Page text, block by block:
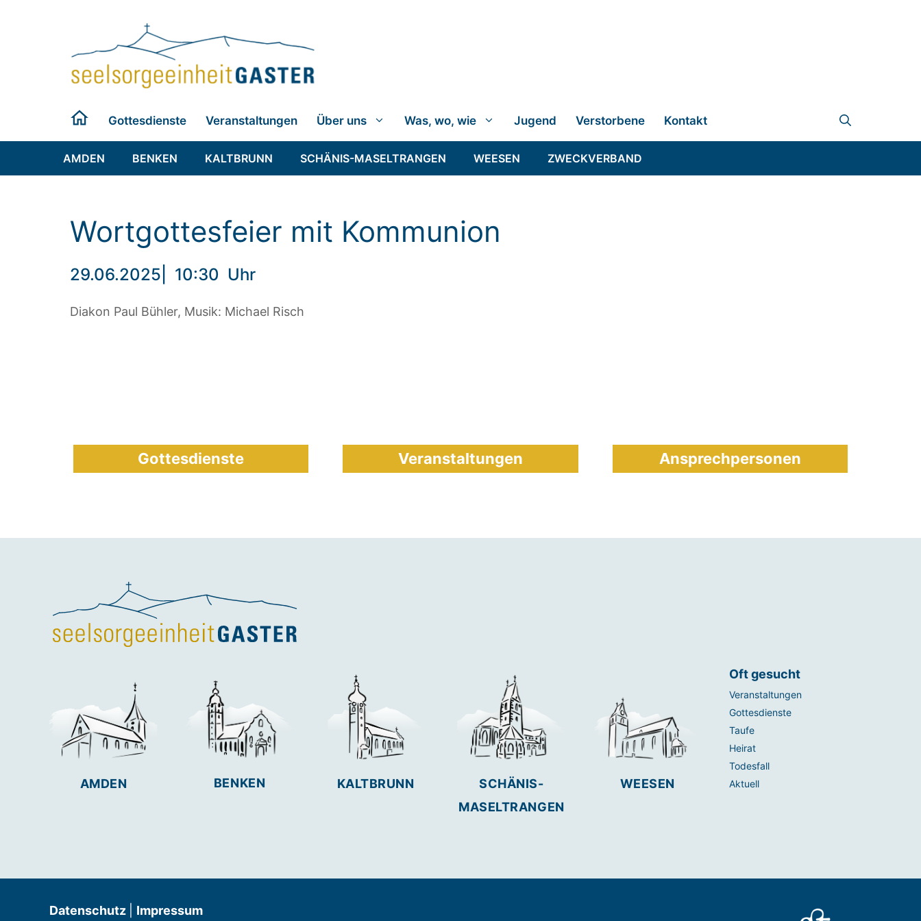
Gottesdienste Veranstaltungen Über uns Was, wo, wie Jugend Verstorbene Kontakt
AMDEN BENKEN KALTBRUNN SCHÄNIS-MASELTRANGEN WEESEN ZWECKVERBAND
Wortgottesfeier mit Kommunion
29.06.2025 10:30 Uhr
Diakon Paul Bühler, Musik: Michael Risch
Gottesdienste Veranstaltungen Ansprechpersonen
AMDEN BENKEN KALTBRUNN
SCHÄNIS-
MASELTRANGEN
WEESEN
Oft gesucht
Veranstaltungen
Gottesdienste
Taufe
Heirat
Todesfall
Aktuell
Datenschutz Impressum